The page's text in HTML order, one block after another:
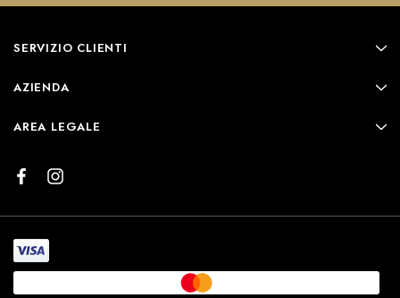
SERVIZIO CLIENTI
AZIENDA
AREA LEGALE